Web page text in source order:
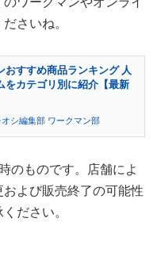
さいね。
おすすめ商品ランキング 人
をカテゴリ別に紹介【最新
オシ編集部 ワークマン部
のものです。店舗によ
よび販売終了の可能性
ださい。